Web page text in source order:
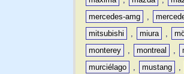
mercedes-amg
,
mitsubishi
, miura ,
monterey
, montreal ,
murciélago
, mustang ,